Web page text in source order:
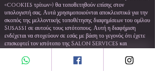
«cookies τρίτων») θα τοποθετηθούν επίσης στον
υπολογιστή σας. Αυτά χρησιμοποιούνται αποκλειστικά για την
σκοπός της μελλοντικής τοποθέτησης διαφημίσεων του ομίλου
Susassi σε αυτούς τους ιστότοπους. Αυτή η διαφήμιση
ενδέχεται να στοχεύουν σε εσάς με βάση το γεγονός ότι έχετε
επισκεφτεί τον ιστότοπο της Salon Services και
σχετικά
συστάσεις.